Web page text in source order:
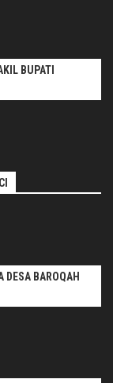
BUPATI
BAROQAH